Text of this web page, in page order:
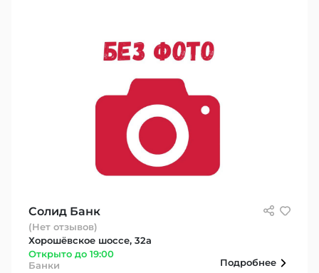
Солид Банк
(Нет отзывов)
Хорошёвское шоссе, 32а
Открыто до 19:00
Банки
Подробнее